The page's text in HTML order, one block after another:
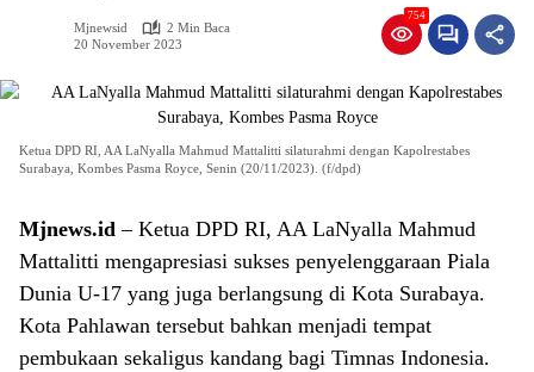
Mjnewsid
2 Min Baca
20 November 2023
754
Ketua DPD RI, AA LaNyalla Mahmud Mattalitti silaturahmi dengan Kapolrestabes
Surabaya, Kombes Pasma Royce, Senin (20/11/2023). (f/dpd)
Mjnews.id – Ketua DPD RI, AA LaNyalla Mahmud
Mattalitti mengapresiasi sukses penyelenggaraan Piala
Dunia U-17 yang juga berlangsung di Kota Surabaya.
Kota Pahlawan tersebut bahkan menjadi tempat
pembukaan sekaligus kandang bagi Timnas Indonesia.